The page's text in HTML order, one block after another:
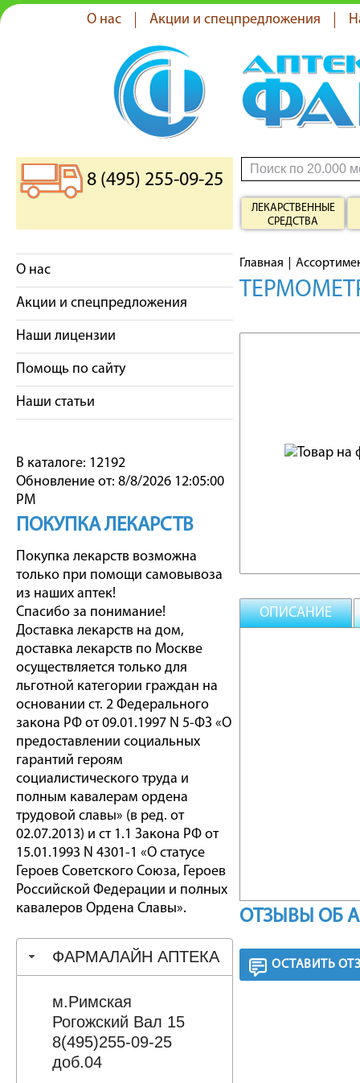
О нас Акции и спецпредложения
8 (495) 255-09-25
ЛЕКАРСТВЕННЫЕ
СРЕДСТВА
О нас
Акции и спецпредложения
Наши лицензии
Помощь по сайту
Наши статьи
В каталоге: 12192
Обновление от: 8/8/2026 12:05:00
PM
ПОКУПКА ЛЕКАРСТВ
Покупка лекарств возможна
только при помощи самовывоза
из наших аптек!
Спасибо за понимание!
Доставка лекарств на дом,
доставка лекарств по Москве
осуществляется только для
льготной категории граждан на
основании ст. 2 Федерального
закона РФ от 09.01.1997 N 5-ФЗ «О
предоставлении социальных
гарантий героям
социалистического труда и
полным кавалерам ордена
трудовой славы» (в ред. от
02.07.2013) и ст 1.1 Закона РФ от
15.01.1993 N 4301-1 «О статусе
Героев Советского Союза, Героев
Российской Федерации и полных
кавалеров Ордена Славы».
ФАРМАЛАЙН АПТЕКА
м.Римская
Рогожский Вал 15
8(495)255-09-25
доб.04
Главная
ОПИСАНИЕ
ОТЗЫВЫ ОБ
ОСТАВИТЬ